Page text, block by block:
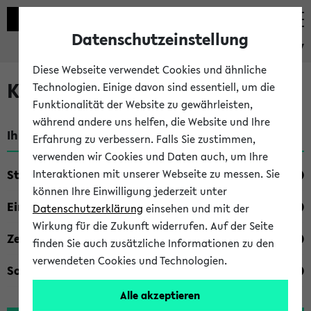
eKVV
Kombisuche im eKVV
Ihre Suchkriterien:
Studienfach
Einrichtung
Zeiten
Sonstiges
Datenschutzeinstellung
Diese Webseite verwendet Cookies und ähnliche
Technologien. Einige davon sind essentiell, um die
Funktionalität der Website zu gewährleisten,
während andere uns helfen, die Website und Ihre
Erfahrung zu verbessern. Falls Sie zustimmen,
verwenden wir Cookies und Daten auch, um Ihre
Interaktionen mit unserer Webseite zu messen. Sie
können Ihre Einwilligung jederzeit unter
Datenschutzerklärung einsehen und mit der
Wirkung für die Zukunft widerrufen. Auf der Seite
finden Sie auch zusätzliche Informationen zu den
verwendeten Cookies und Technologien.
Alle akzeptieren